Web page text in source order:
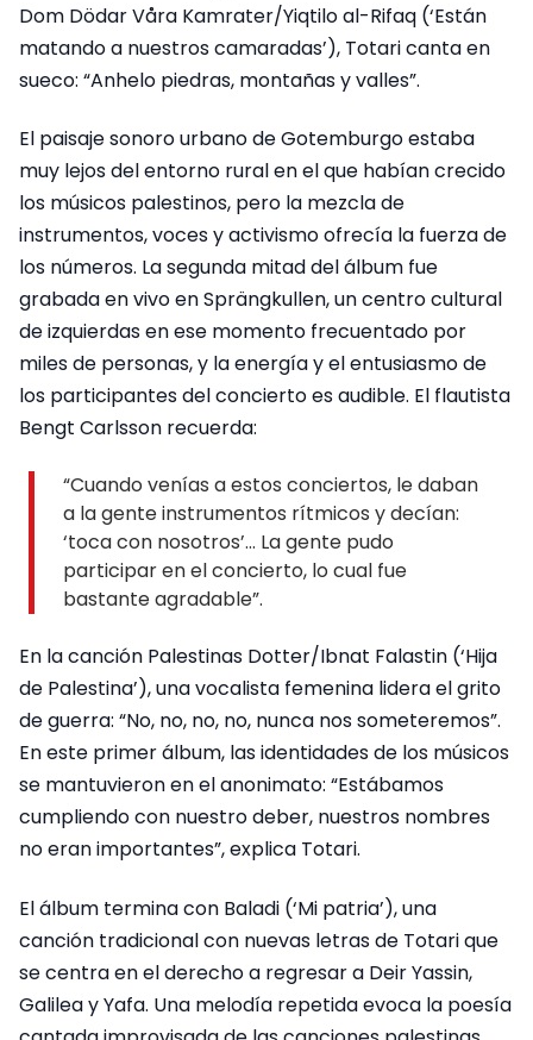
Dom Dödar Våra Kamrater/Yiqtilo al-Rifaq (‘Están
matando a nuestros camaradas’), Totari canta en
sueco: “Anhelo piedras, montañas y valles”.
El paisaje sonoro urbano de Gotemburgo estaba
muy lejos del entorno rural en el que habían crecido
los músicos palestinos, pero la mezcla de
instrumentos, voces y activismo ofrecía la fuerza de
los números. La segunda mitad del álbum fue
grabada en vivo en Sprängkullen, un centro cultural
de izquierdas en ese momento frecuentado por
miles de personas, y la energía y el entusiasmo de
los participantes del concierto es audible. El flautista
Bengt Carlsson recuerda:
“Cuando venías a estos conciertos, le daban
a la gente instrumentos rítmicos y decían:
‘toca con nosotros’… La gente pudo
participar en el concierto, lo cual fue
bastante agradable”.
En la canción Palestinas Dotter/Ibnat Falastin (‘Hija
de Palestina’), una vocalista femenina lidera el grito
de guerra: “No, no, no, no, nunca nos someteremos”.
En este primer álbum, las identidades de los músicos
se mantuvieron en el anonimato: “Estábamos
cumpliendo con nuestro deber, nuestros nombres
no eran importantes”, explica Totari.
El álbum termina con Baladi (‘Mi patria’), una
canción tradicional con nuevas letras de Totari que
se centra en el derecho a regresar a Deir Yassin,
Galilea y Yafa. Una melodía repetida evoca la poesía